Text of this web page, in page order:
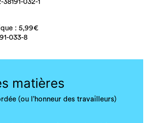
38191-032-1
: 5,99€
033-8
matières
(ou l’honneur des travailleurs)